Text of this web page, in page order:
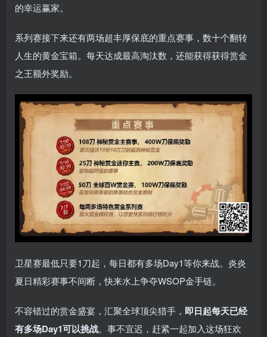
的幸运赢家。
系列赛接下来还有两场超丰厚保底的重点赛事，数十个翻转
人生的黄金宝箱。每天达成最高淘汰数，还能获得获得赏金
之王额外奖励。
卫星赛最低只要1刀起，每日都有多场Day1等你来战。炎炎
夏日精彩赛事不间断，快来水上争夺WSOP金手链。
不容错过的赏金盛宴，汇聚全球顶尖猎手， 即日起每天已经
有多场Day1可以挑战。事不宜迟，赶紧一起加入这场狂欢